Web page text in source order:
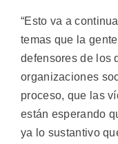
“Esto va a
temas que la
defensores de los
organizaciones
proceso, que las
están esperando
ya lo sustantivo